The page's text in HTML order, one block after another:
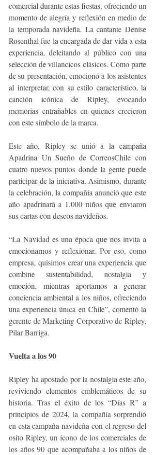
comercial durante estas fiestas, ofreciendo un
momento de alegría y reflexión en medio de
la temporada navideña. La cantante Denise
Rosenthal fue la encargada de dar vida a esta
experiencia, deleitando al público con una
selección de villancicos clásicos. Como parte
de su presentación, emocionó a los asistentes
al interpretar, con su estilo característico, la
canción icónica de Ripley, evocando
memorias entrañables en quienes crecieron
con este símbolo de la marca.
Este año, Ripley se unió a la campaña
Apadrina Un Sueño de CorreosChile con
cuatro nuevos puntos donde la gente puede
participar de la iniciativa. Asimismo, durante
la celebración, la compañía anunció que este
año apadrinará a 1.000 niños que enviaron
sus cartas con deseos navideños.
“La Navidad es una época que nos invita a
emocionarnos y reflexionar. Por eso, como
empresa, quisimos crear una experiencia que
combine sustentabilidad, nostalgia y
emoción, mientras aportamos a generar
conciencia ambiental a los niños, ofreciendo
una experiencia única en Chile”, comentó la
gerente de Marketing Corporativo de Ripley,
Pilar Barriga.
Vuelta a los 90
Ripley ha apostado por la nostalgia este año,
reviviendo elementos emblemáticos de su
historia. Tras el éxito de los “Días R” a
principios de 2024, la compañía sorprendió
en esta campaña navideña con el regreso del
osito Ripley, un ícono de los comerciales de
los años 90 que acompañaba a los niños de